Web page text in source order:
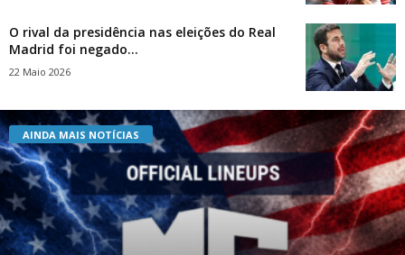
O rival da presidência nas eleições do Real
Madrid foi negado...
22 Maio 2026
AINDA MAIS NOTÍCIAS